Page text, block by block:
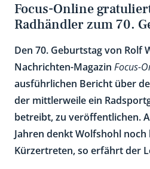
Focus-Online
Radhändler zum 70.
Den 70. Geburtstag von Rolf
Nachrichten-Magazin Focus-
ausführlichen Bericht über
der mittlerweile ein
betreibt, zu veröffentlichen.
Jahren denkt Wolfshohl noch
Kürzertreten, so erfährt der